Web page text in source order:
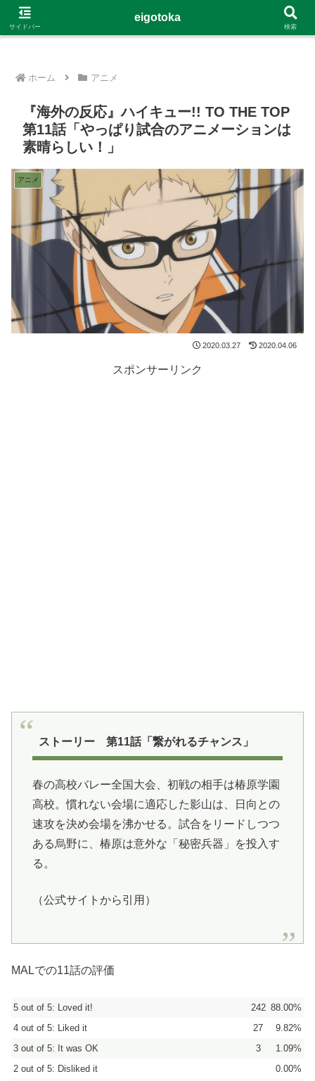
G-4Y8348WE8B
ホーム アニメ
『海外の反応』ハイキュー!! TO THE TOP
第11話「やっぱり試合のアニメーションは
素晴らしい！」
アニメ
2020.03.27 2020.04.06
スポンサーリンク
ストーリー 第11話「繋がれるチャンス」
春の高校バレー全国大会、初戦の相手は椿原学園
高校。慣れない会場に適応した影山は、日向との
速攻を決め会場を沸かせる。試合をリードしつつ
ある烏野に、椿原は意外な「秘密兵器」を投入す
る。
（公式サイトから引用）
MALでの11話の評価
5 out of 5: Loved it! 242 88.00%
4 out of 5: Liked it
27
9.82%
3 out of 5: It was OK
3
1.09%
2 out of 5: Disliked it
0.00%
サイドバー
eigotoka
検索